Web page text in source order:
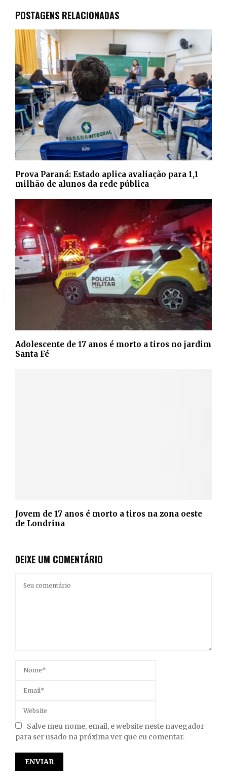
POSTAGENS RELACIONADAS
Prova Paraná: Estado aplica avaliação para 1,1
milhão de alunos da rede pública
Adolescente de 17 anos é morto a tiros no jardim
Santa Fé
Jovem de 17 anos é morto a tiros na zona oeste
de Londrina
DEIXE UM COMENTÁRIO
Salve meu nome, email, e website neste navegador
para ser usado na próxima ver que eu comentar.